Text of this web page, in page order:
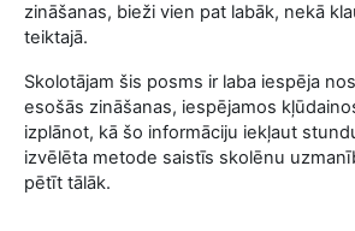
zināšanas, bieži vien pat labāk, nekā
teiktajā.
Skolotājam šis posms ir laba iespēja
esošās zināšanas, iespējamos
izplānot, kā šo informāciju iekļaut
izvēlēta metode saistīs skolēnu
pētīt tālāk.